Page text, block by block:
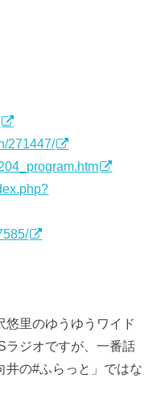
271447/
悠里のゆうゆうワイド
ラジオですが、一番話
井の#ふらっと」ではな